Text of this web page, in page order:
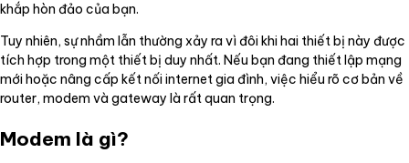
khắp hòn đảo của bạn.
Tuy nhiên, sự nhầm lẫn thường xảy ra vì đôi khi hai thiết bị này được
tích hợp trong một thiết bị duy nhất. Nếu bạn đang thiết lập mạng
mới hoặc nâng cấp kết nối internet gia đình, việc hiểu rõ cơ bản về
router, modem và gateway là rất quan trọng.
Modem là gì?